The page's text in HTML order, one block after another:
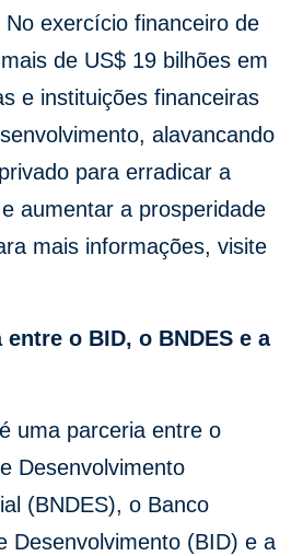
exercício financeiro de
de US$ 19 bilhões em
e instituições financeiras
alavancando
para erradicar a
aumentar a prosperidade
mais informações, visite
o BID, o BNDES e a
uma parceria entre o
Desenvolvimento
(BNDES), o Banco
Desenvolvimento (BID) e a